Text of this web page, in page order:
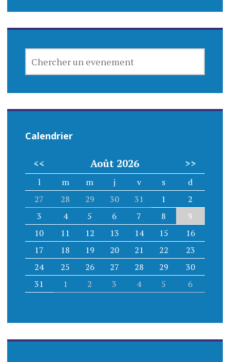
UN
Calendrier
<< Août 2026 >>
l m m j v s
d
27
28 29 30 31 1
2
3
4 5 6 7 8
9
10
11 12 13 14 15
16
17
18 19 20 21 22
23
24
25 26 27 28 29
30
31
1 2 3 4 5 6